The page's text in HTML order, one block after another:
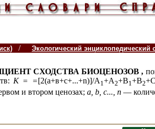
/ Экологический энциклопедический
СХОДСТВА БИОЦЕНОЗОВ ,
К = =[2(а+в+с+...+n)]/A1+A2+В1+В2+С
и втором ценозах; а, b, с..., п —